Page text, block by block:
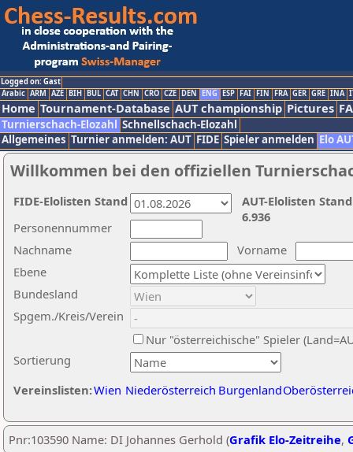
Logged on: Gast
Arabic ARM AZE BIH BUL CAT CHN CRO CZE DEN ENG ESP FAI FIN FRA GER GRE INA
Home Tournament-Database AUT championship Pictures
Turnierschach-Elozahl Schnellschach-Elozahl
Allgemeines Turnier anmelden: AUT FIDE Spieler anmelden Elo
Willkommen bei den offiziellen
Nachname
Vorname
Ebene
Sortierung
Personennummer
Bundesland
Spgem./Kreis/Verein
Nur "österreichische" Spieler
Vereinslisten:Wien Niederösterreich Burgenland
AUT-Elolisten
6.936
FIDE-Elolisten Stand
Pnr:103590 Name: DI Johannes Gerhold (Grafik Elo-Zeitreihe,